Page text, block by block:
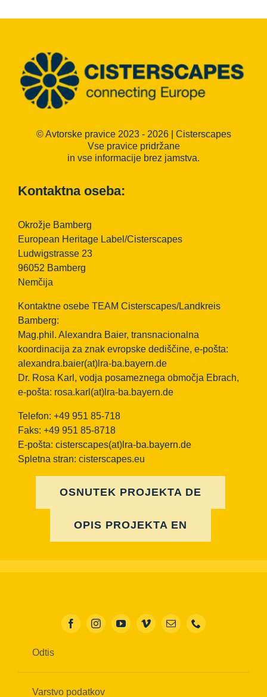
© Avtorske pravice 2023 - 2026 | Cisterscapes
Vse pravice pridržane
in vse informacije brez jamstva.
Kontaktna oseba:
Okrožje Bamberg
European Heritage Label/Cisterscapes
Ludwigstrasse 23
96052 Bamberg
Nemčija
Kontaktne osebe TEAM Cisterscapes/Landkreis
Bamberg:
Mag.phil. Alexandra Baier, transnacionalna
koordinacija za znak evropske dediščine, e-pošta:
alexandra.baier(at)lra-ba.bayern.de
Dr. Rosa Karl, vodja posameznega območja Ebrach,
e-pošta: rosa.karl(at)lra-ba.bayern.de
Telefon: +49 951 85-718
Faks: +49 951 85-8718
E-pošta: cisterscapes(at)lra-ba.bayern.de
Spletna stran: cisterscapes.eu
OSNUTEK PROJEKTA DE
OPIS PROJEKTA EN
Odtis
Varstvo podatkov